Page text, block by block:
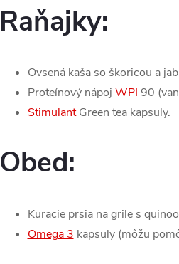
Raňajky:
Ovsená kaša so škoricou a
Proteínový nápoj WPI 90
StimulantGreen tea kapsuly.
Obed:
Kuracie prsia na grile s
Omega 3 kapsuly (môžu